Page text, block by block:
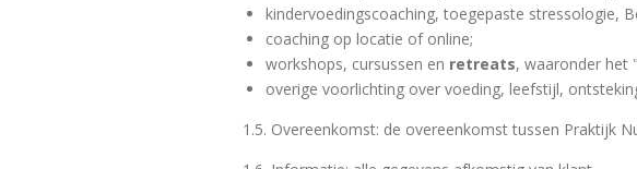
kindervoedingscoaching, toegepaste stressologie,
coaching op locatie of online;
workshops, cursussen en retreats, waaronder het
overige voorlichting over voeding, leefstijl,
1.5. Overeenkomst: de overeenkomst tussen Praktijk